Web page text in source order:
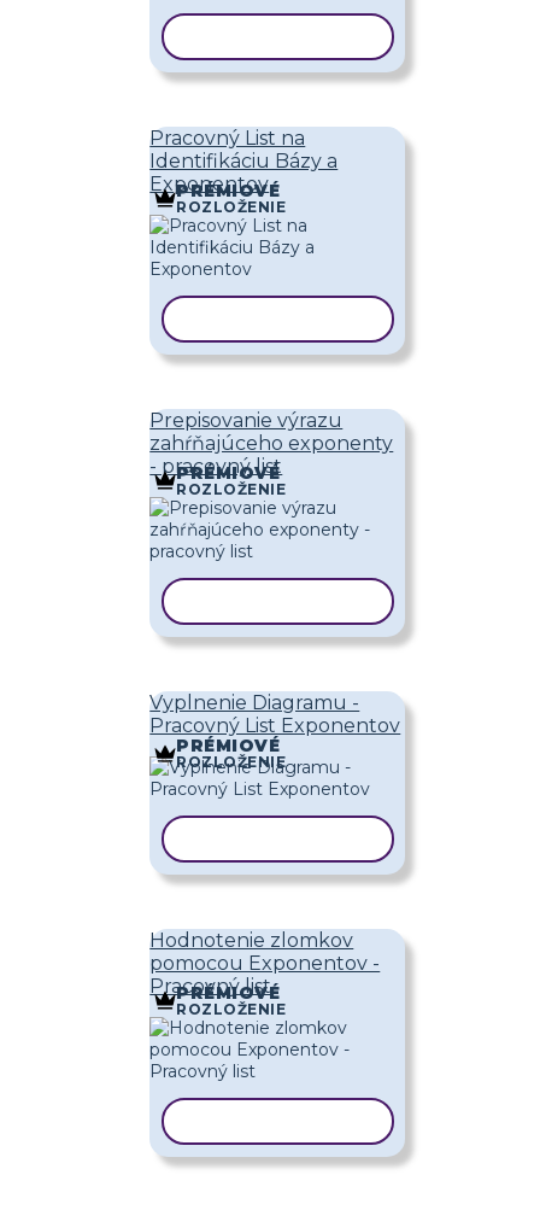
Pracovný List na
Identifikáciu Bázy a
Exponentov
PRÉMIOVÉ
ROZLOŽENIE
Prepisovanie výrazu
zahŕňajúceho exponenty
- pracovný list
PRÉMIOVÉ
ROZLOŽENIE
Vyplnenie Diagramu -
Pracovný List Exponentov
PRÉMIOVÉ
ROZLOŽENIE
Hodnotenie zlomkov
pomocou Exponentov -
Pracovný list
PRÉMIOVÉ
ROZLOŽENIE